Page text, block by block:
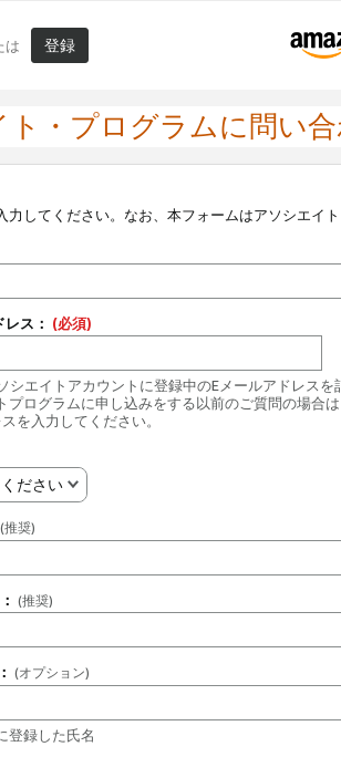
は 登録
ト・プログラムに問い
力してください。なお、本フォームはアソシエイ
ス： (必須)
シエイトアカウントに登録中のEメールアドレスを
プログラムに申し込みをする以前のご質問の場合
を入力してください。
ださい
(推奨)
(推奨)
(オプション)
登録した氏名